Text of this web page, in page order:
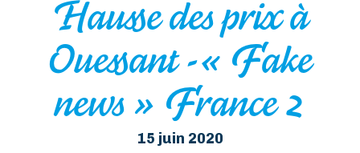
Hausse des prix à
Ouessant -« Fake
news » France 2
15 juin 2020